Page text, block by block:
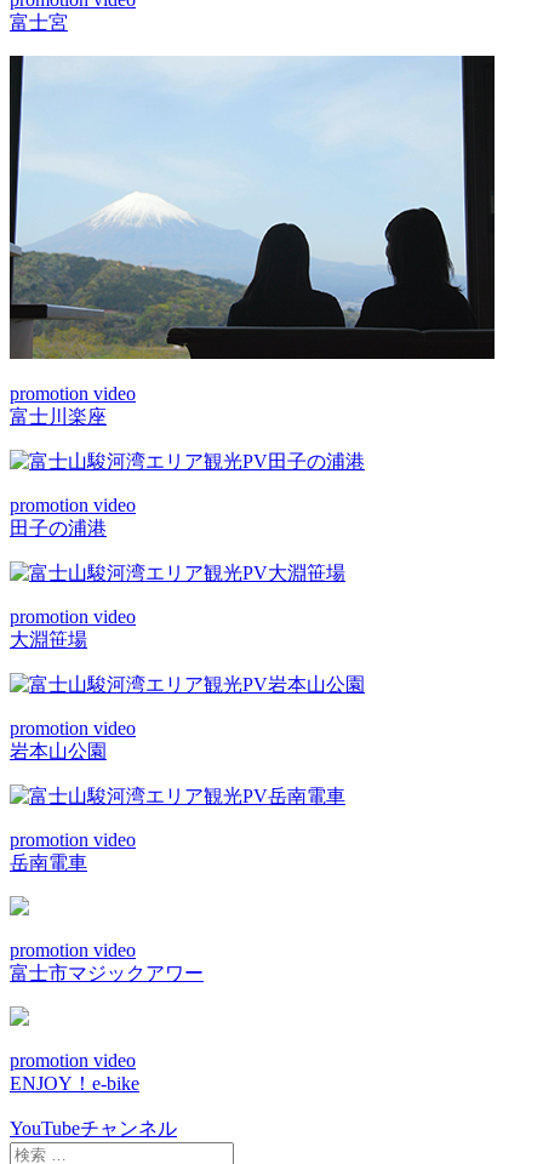
富士宮
promotion video
富士川楽座
promotion video
田子の浦港
promotion video
大淵笹場
promotion video
岩本山公園
promotion video
岳南電車
promotion video
富士市マジックアワー
promotion video
ENJOY！e-bike
YouTubeチャンネル
検